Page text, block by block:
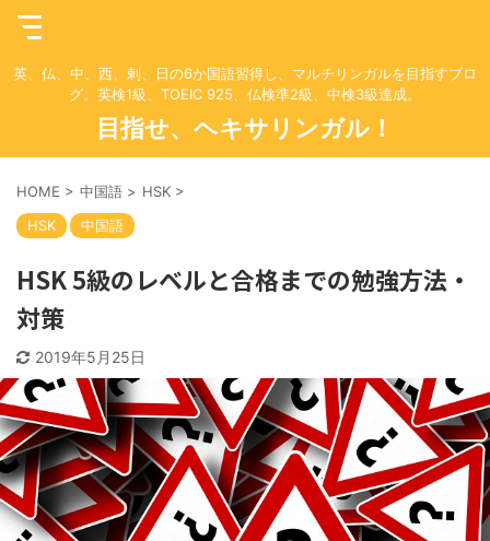
英、仏、中、西、剌、日の6か国語習得し、マルチリンガルを目指すブロ
グ。英検1級、TOEIC 925、仏検準2級、中検3級達成。
目指せ、ヘキサリンガル！
HOME > 中国語 > HSK >
HSK
中国語
HSK 5級のレベルと合格までの勉強方法・
対策
2019年5月25日